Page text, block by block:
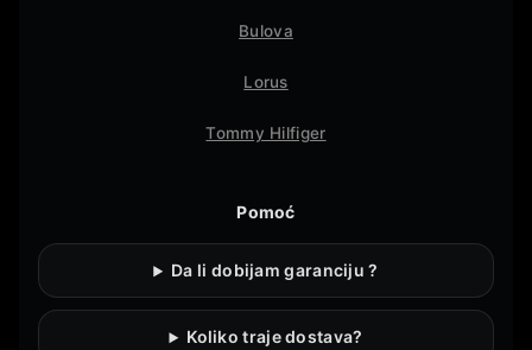
Bulova
Lorus
Tommy Hilfiger
Pomoć
Da li dobijam garanciju ?
Koliko traje dostava?